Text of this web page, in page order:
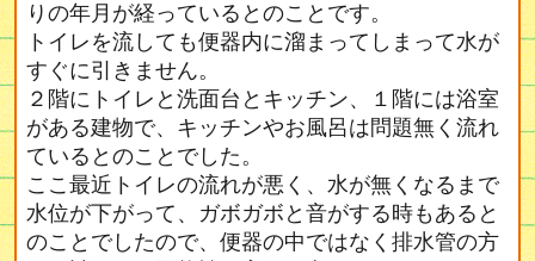
りの年月が経っているとのことです。
トイレを流しても便器内に溜まってしまって水が
すぐに引きません。
２階にトイレと洗面台とキッチン、１階には浴室
がある建物で、キッチンやお風呂は問題無く流れ
ているとのことでした。
ここ最近トイレの流れが悪く、水が無くなるまで
水位が下がって、ガボガボと音がする時もあると
のことでしたので、便器の中ではなく排水管の方